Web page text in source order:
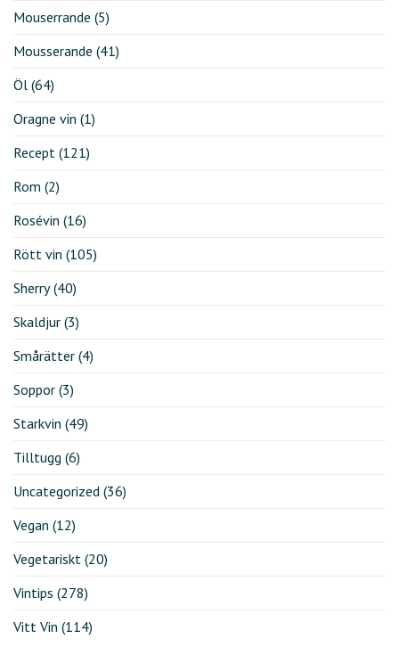
Mouserrande (5)
Mousserande (41)
Öl (64)
Oragne vin (1)
Recept (121)
Rom (2)
Rosévin (16)
Rött vin (105)
Sherry(40)
Skaldjur (3)
Smårätter (4)
Soppor (3)
Starkvin (49)
Tilltugg (6)
Uncategorized (36)
Vegan (12)
Vegetariskt (20)
Vintips (278)
Vitt Vin (114)